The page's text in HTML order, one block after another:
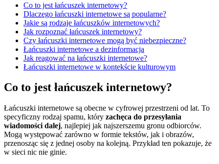
Co to jest łańcuszek internetowy?
Dlaczego łańcuszki internetowe są popularne?
Jakie są rodzaje łańcuszków internetowych?
Jak rozpoznać łańcuszek internetowy?
Czy łańcuszki internetowe mogą być niebezpieczne?
Łańcuszki internetowe a dezinformacja
Jak reagować na łańcuszki internetowe?
Łańcuszki internetowe w kontekście kulturowym
Co to jest łańcuszek internetowy?
Łańcuszki internetowe są obecne w cyfrowej przestrzeni od lat. To
specyficzny rodzaj spamu, który zachęca do przesyłania
wiadomości dalej, najlepiej jak najszerszemu gronu odbiorców.
Mogą występować zarówno w formie tekstów, jak i obrazów,
przenosząc się z jednej osoby na kolejną. Przykład ten pokazuje, że
w sieci nic nie ginie.